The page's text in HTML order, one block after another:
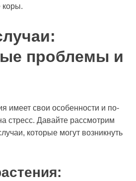
коры.
проблемы и
имеет свои особенности и по-
стресс. Давайте рассмотрим
которые могут возникнуть